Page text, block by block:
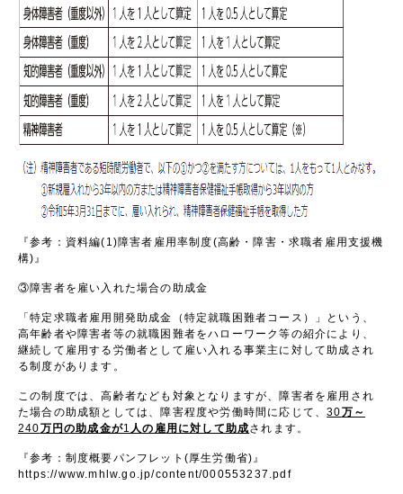
『参考：資料編(1)障害者雇用率制度(高齢・障害・求職者雇用支援機
構)』
③障害者を雇い入れた場合の助成金
「特定求職者雇用開発助成金（特定就職困難者コース）」という、
高年齢者や障害者等の就職困難者をハローワーク等の紹介により、
継続して雇用する労働者として雇い入れる事業主に対して助成され
る制度があります。
この制度では、高齢者なども対象となりますが、障害者を雇用され
た場合の助成額としては、障害程度や労働時間に応じて、30万～
240万円の助成金が1 人の雇用に対して助成されます。
『参考：制度概要パンフレット (厚生労働省)』
https://www.mhlw.go.jp/content/000553237.pdf